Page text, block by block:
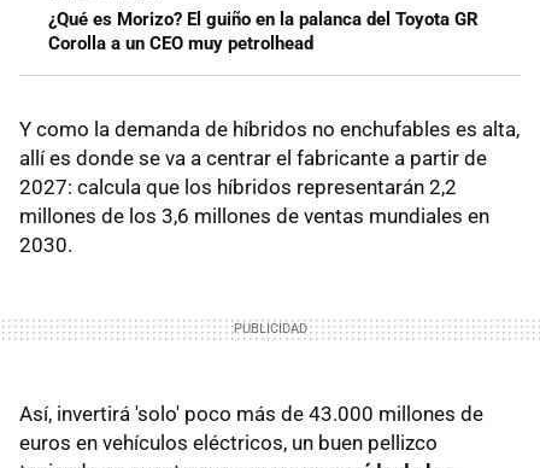
¿Qué es Morizo? El guiño en la palanca del Toyota GR
Corolla a un CEO muy petrolhead
Y como la demanda de híbridos no enchufables es alta,
allí es donde se va a centrar el fabricante a partir de
2027: calcula que los híbridos representarán 2,2
millones de los 3,6 millones de ventas mundiales en
2030.
Así, invertirá 'solo' poco más de 43.000 millones de
euros en vehículos eléctricos, un buen pellizco